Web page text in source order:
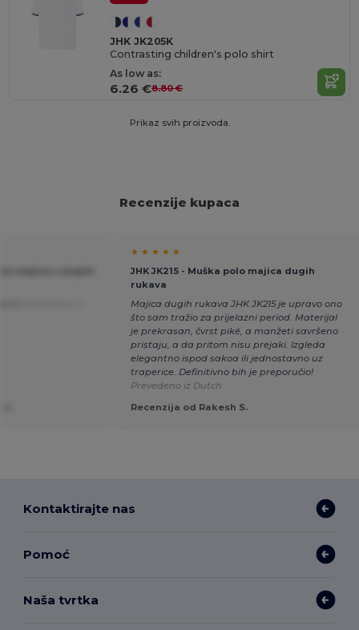
JHK JK205K
Contrasting children's polo shirt
As low as:
6.26 €8.80 €
Prikaz svih proizvoda.
Recenzije kupaca
★ ★ ★ ★ ★
JHK JK215 - Muška polo majica dugih
rukava
Majica dugih rukava JHK JK215 je upravo ono
što sam tražio za prijelazni period. Materijal
je prekrasan, čvrst piké, a manžeti savršeno
pristaju, a da pritom nisu prejaki. Izgleda
elegantno ispod sakoa ili jednostavno uz
traperice. Definitivno bih je preporučio!
Prevedeno iz Dutch
Recenzija od Rakesh S.
Kontaktirajte nas
Pomoć
Naša tvrtka